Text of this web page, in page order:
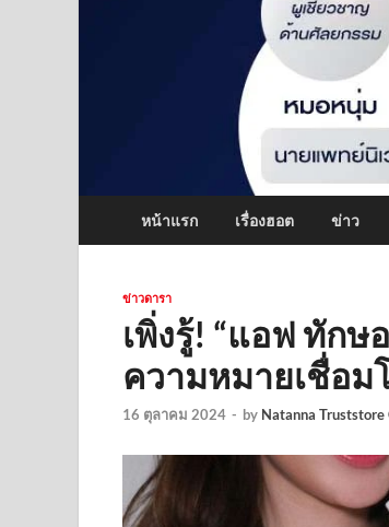
หน้าแรก เรื่องฮอต ข่าว
ข่าวดารา
เพิ่งรู้! “แอฟ ทัก
ความหมายเชื่อม
16 ตุลาคม 2024 - by Natanna